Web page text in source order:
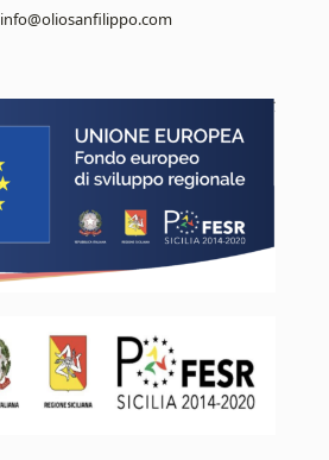
info@oliosanfilippo.com